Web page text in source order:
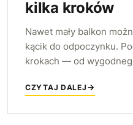
kilka kroków
Nawet mały balkon
kącik do odpoczynku.
krokach — od
naprawdę chce się
CZYTAJ DALEJ